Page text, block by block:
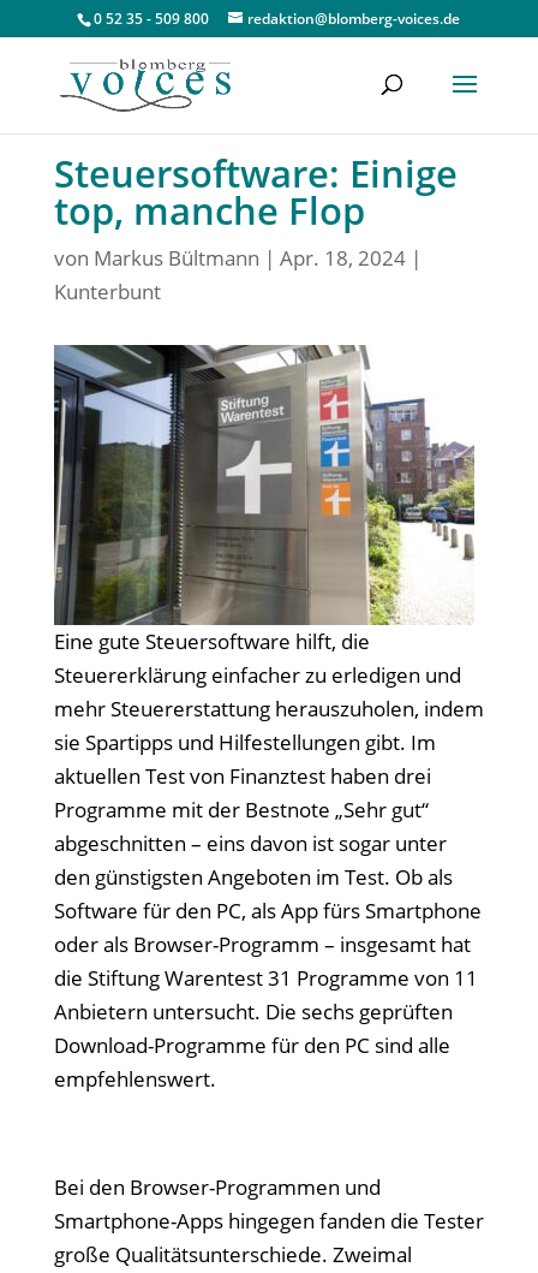
0 52 35 - 509 800 redaktion@blomberg-voices.de
Steuersoftware: Einige
top, manche Flop
von Markus Bültmann | Apr. 18, 2024|
Kunterbunt
Eine gute Steuersoftware hilft, die
Steuererklärung einfacher zu erledigen und
mehr Steuererstattung herauszuholen, indem
sie Spartipps und Hilfestellungen gibt. Im
aktuellen Test von Finanztest haben drei
Programme mit der Bestnote „Sehr gut“
abgeschnitten – eins davon ist sogar unter
den günstigsten Angeboten im Test. Ob als
Software für den PC, als App fürs Smartphone
oder als Browser-Programm – insgesamt hat
die Stiftung Warentest 31 Programme von 11
Anbietern untersucht. Die sechs geprüften
Download-Programme für den PC sind alle
empfehlenswert.
Bei den Browser-Programmen und
Smartphone-Apps hingegen fanden die Tester
große Qualitätsunterschiede. Zweimal